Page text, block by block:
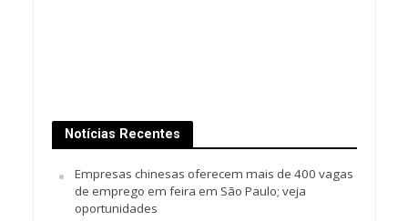
Notícias Recentes
Empresas chinesas oferecem mais de 400 vagas
de emprego em feira em São Paulo; veja
oportunidades